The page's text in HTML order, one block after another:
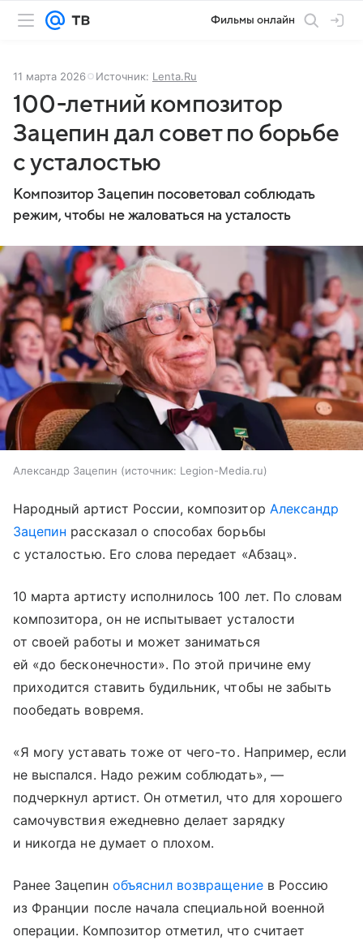
Фильмы онлайн
11 марта 2026 Источник: Lenta.Ru
100-летний композитор
Зацепин дал совет по борьбе
с усталостью
Композитор Зацепин посоветовал соблюдать
режим, чтобы не жаловаться на усталость
Александр Зацепин источник: Legion-Media.ru
Народный артист России, композитор Александр
Зацепин рассказал о способах борьбы
с усталостью. Его слова передает «Абзац».
10 марта артисту исполнилось 100 лет. По словам
композитора, он не испытывает усталости
от своей работы и может заниматься
ей «до бесконечности». По этой причине ему
приходится ставить будильник, чтобы не забыть
пообедать вовремя.
«Я могу уставать тоже от чего-то. Например, если
не выспался. Надо режим соблюдать», —
подчеркнул артист. Он отметил, что для хорошего
самочувствия ежедневно делает зарядку
и никогда не думает о плохом.
Ранее Зацепин объяснил возвращениев Россию
из Франции после начала специальной военной
операции. Композитор отметил, что считает